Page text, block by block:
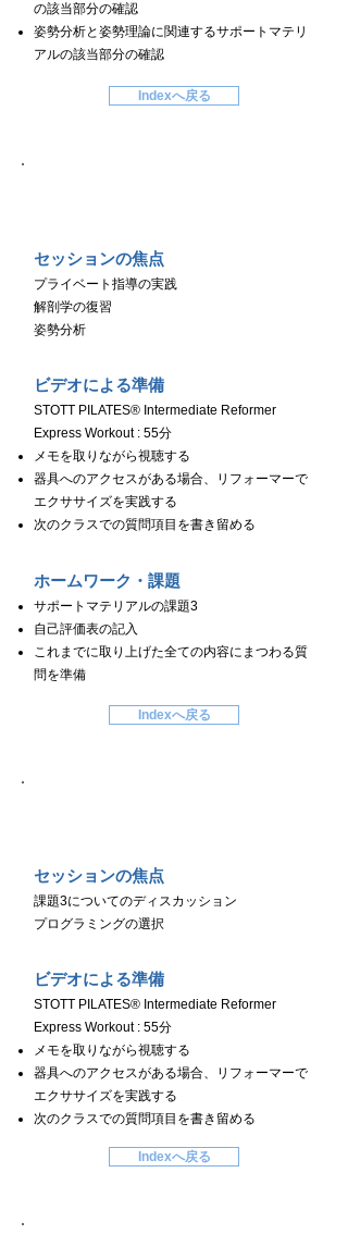
の該当部分の確認
姿勢分析と姿勢理論に関連するサポートマテリ
アルの該当部分の確認
Indexへ戻る
セッションの焦点
プライベート指導の実践
解剖学の復習
姿勢分析
ビデオによる準備
STOTT PILATES® Intermediate Reformer
Express Workout : 55分
メモを取りながら視聴する
器具へのアクセスがある場合、リフォーマーで
エクササイズを実践する
次のクラスでの質問項目を書き留める
ホームワーク・課題
サポートマテリアルの課題3
自己評価表の記入
これまでに取り上げた全ての内容にまつわる質
問を準備
Indexへ戻る
セッションの焦点
課題3についてのディスカッション
プログラミングの選択
ビデオによる準備
STOTT PILATES® Intermediate Reformer
Express Workout : 55分
メモを取りながら視聴する
器具へのアクセスがある場合、リフォーマーで
エクササイズを実践する
次のクラスでの質問項目を書き留める
Indexへ戻る